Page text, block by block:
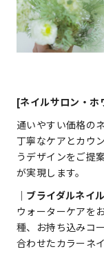
[ネイルサロン・ホ
通いやすい価格の
丁寧なケアとカウ
うデザインをご提
が実現します。
｜ブライダルネ
ウォーターケアを
種、お持ち込みコ
合わせたカラーネ